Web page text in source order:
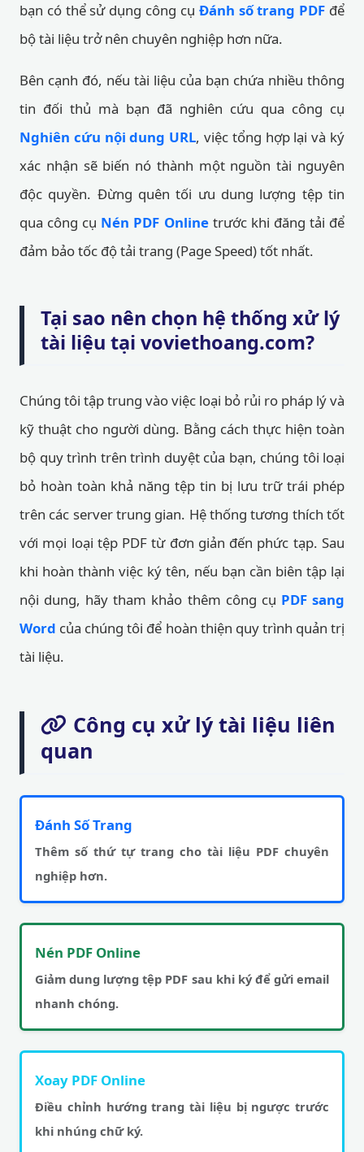
bạn có thể sử dụng công cụ Đánh số trang PDF để
bộ tài liệu trở nên chuyên nghiệp hơn nữa.
Bên cạnh đó, nếu tài liệu của bạn chứa nhiều thông
tin đối thủ mà bạn đã nghiên cứu qua công cụ
Nghiên cứu nội dung URL, việc tổng hợp lại và ký
xác nhận sẽ biến nó thành một nguồn tài nguyên
độc quyền. Đừng quên tối ưu dung lượng tệp tin
qua công cụ Nén PDF Onlinetrước khi đăng tải để
đảm bảo tốc độ tải trang (Page Speed) tốt nhất.
Tại sao nên chọn hệ thống xử lý
tài liệu tại voviethoang.com?
Chúng tôi tập trung vào việc loại bỏ rủi ro pháp lý và
kỹ thuật cho người dùng. Bằng cách thực hiện toàn
bộ quy trình trên trình duyệt của bạn, chúng tôi loại
bỏ hoàn toàn khả năng tệp tin bị lưu trữ trái phép
trên các server trung gian. Hệ thống tương thích tốt
với mọi loại tệp PDF từ đơn giản đến phức tạp. Sau
khi hoàn thành việc ký tên, nếu bạn cần biên tập lại
nội dung, hãy tham khảo thêm công cụ PDF sang
Word của chúng tôi để hoàn thiện quy trình quản trị
tài liệu.
Công cụ xử lý tài liệu liên
quan
Đánh Số Trang
Thêm số thứ tự trang cho tài liệu PDF chuyên
nghiệp hơn.
Nén PDF Online
Giảm dung lượng tệp PDF sau khi ký để gửi email
nhanh chóng.
Xoay PDF Online
Điều chỉnh hướng trang tài liệu bị ngược trước
khi nhúng chữ ký.